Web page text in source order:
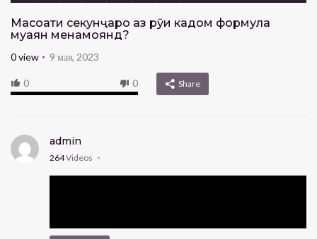
Масоҳати секунҷаро аз рӯи кадом формула
муаян менамоянд?
0view 9 мая, 2023
0 0 Share
admin
264Videos